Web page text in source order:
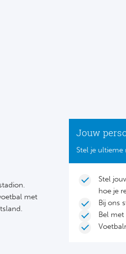
met
Jouw
Stel je
Stel
hoe je
Bij ons
Bel